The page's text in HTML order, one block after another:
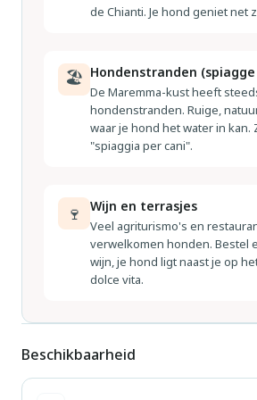
Montalcino 85 km. Geschikt voor
hetzelfde terrein. De woningen kunnen
inrichting verschillen.
de Chianti. Je hond geniet net
🏖 Hondenstranden
De Maremma-kust heeft
hondenstranden. Ruige,
waar je hond het water in kan.
"spiaggia per cani".
🍷 Wijn en terrasjes
Veel agriturismo's en
verwelkomen honden. Bestel
wijn, je hond ligt naast je op
dolce vita.
Beschikbaarheid